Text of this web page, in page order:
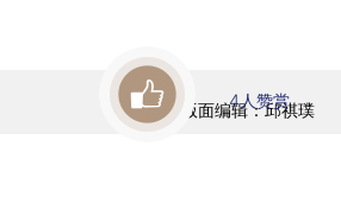
版面编辑：邱祺璞
4人赞赏